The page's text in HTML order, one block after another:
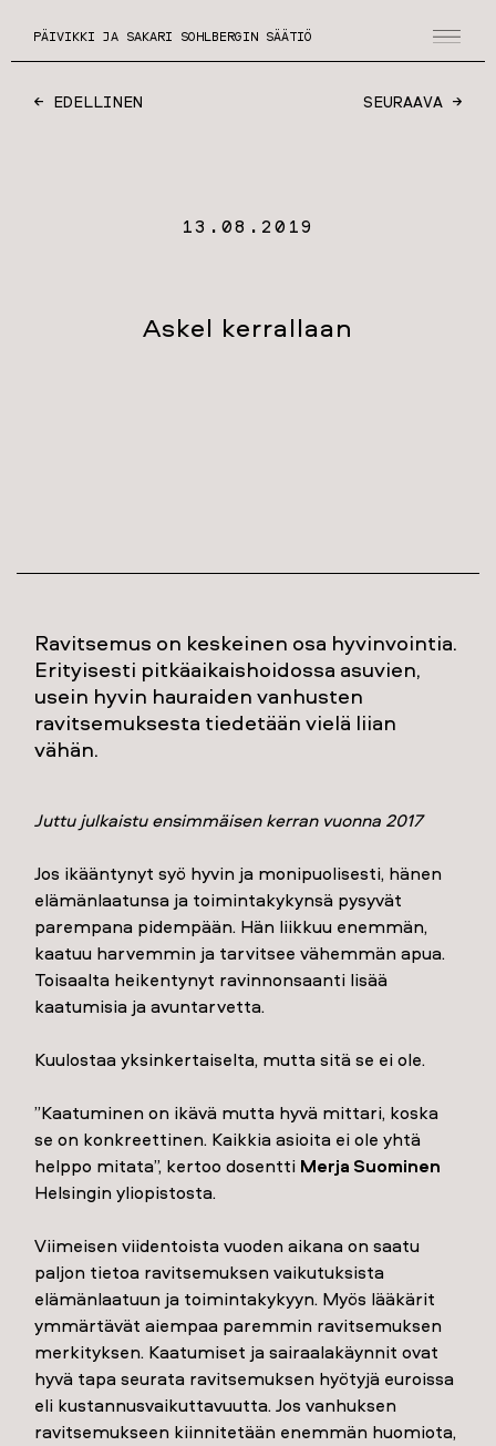
PÄIVIKKI JA SAKARI SOHLBERGIN SÄÄTIÖ
← EDELLINEN SEURAAVA →
13.08.2019
Askel kerrallaan
Ravitsemus on keskeinen osa hyvinvointia.
Erityisesti pitkäaikaishoidossa asuvien,
usein hyvin hauraiden vanhusten
ravitsemuksesta tiedetään vielä liian
vähän.
Juttu julkaistu ensimmäisen kerran vuonna 2017
Jos ikääntynyt syö hyvin ja monipuolisesti, hänen
elämänlaatunsa ja toimintakykynsä pysyvät
parempana pidempään. Hän liikkuu enemmän,
kaatuu harvemmin ja tarvitsee vähemmän apua.
Toisaalta heikentynyt ravinnonsaanti lisää
kaatumisia ja avuntarvetta.
Kuulostaa yksinkertaiselta, mutta sitä se ei ole.
”Kaatuminen on ikävä mutta hyvä mittari, koska
se on konkreettinen. Kaikkia asioita ei ole yhtä
helppo mitata”, kertoo dosentti Merja Suominen
Helsingin yliopistosta.
Viimeisen viidentoista vuoden aikana on saatu
paljon tietoa ravitsemuksen vaikutuksista
elämänlaatuun ja toimintakykyyn. Myös lääkärit
ymmärtävät aiempaa paremmin ravitsemuksen
merkityksen. Kaatumiset ja sairaalakäynnit ovat
hyvä tapa seurata ravitsemuksen hyötyjä euroissa
eli kustannusvaikuttavuutta. Jos vanhuksen
ravitsemukseen kiinnitetään enemmän huomiota,